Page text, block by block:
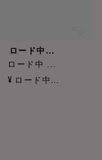
ロード中...
ロード中 ...
¥ ロード中...